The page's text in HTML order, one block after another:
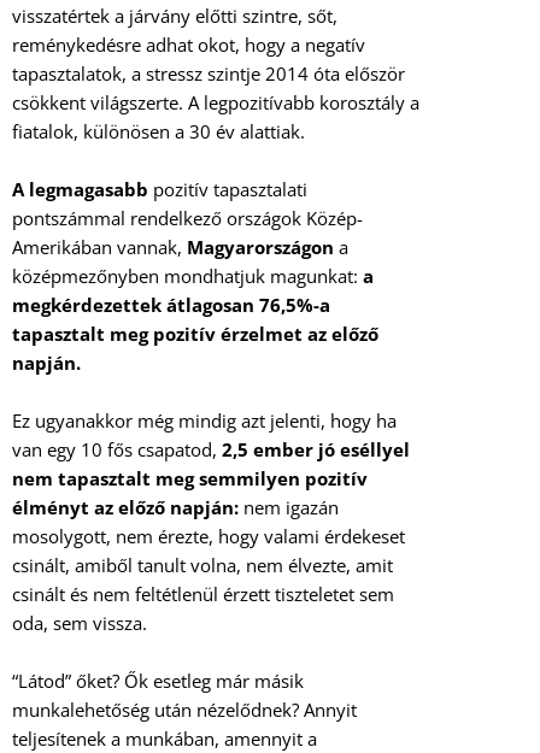
visszatértek a járvány előtti szintre, sőt,
reménykedésre adhat okot, hogy a negatív
tapasztalatok, a stressz szintje 2014 óta először
csökkent világszerte. A legpozitívabb korosztály a
fiatalok, különösen a 30 év alattiak.
A legmagasabb pozitív tapasztalati
pontszámmal rendelkező országok Közép-
Amerikában vannak, Magyarországon a
középmezőnyben mondhatjuk magunkat: a
megkérdezettek átlagosan 76,5%-a
tapasztalt meg pozitív érzelmet az előző
napján.
Ez ugyanakkor még mindig azt jelenti, hogy ha
van egy 10 fős csapatod, 2,5 ember jó eséllyel
nem tapasztalt meg semmilyen pozitív
élményt az előző napján: nem igazán
mosolygott, nem érezte, hogy valami érdekeset
csinált, amiből tanult volna, nem élvezte, amit
csinált és nem feltétlenül érzett tiszteletet sem
oda, sem vissza.
“Látod” őket? Ők esetleg már másik
munkalehetőség után nézelődnek? Annyit
teljesítenek a munkában, amennyit a